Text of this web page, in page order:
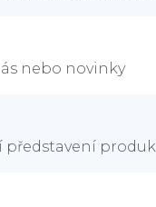
nebo novinky
představení